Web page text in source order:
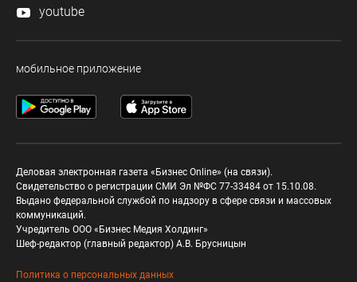
youtube
мобильное приложение
Деловая электронная газета «Бизнес Online» (на связи).
Свидетельство о регистрации СМИ Эл №ФС 77-33484 от 15.10.08.
Выдано федеральной службой по надзору в сфере связи и массовых
коммуникаций.
Учредитель ООО «Бизнес Медия Холдинг»
Шеф-редактор (главный редактор) А.В. Брусницын
Политика о персональных данных